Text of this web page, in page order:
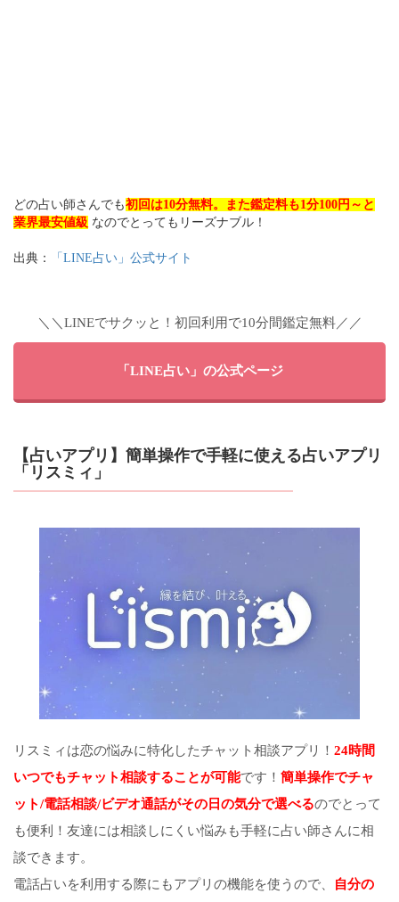
どの占い師さんでも初回は10分無料。また鑑定料も1分100円～と
業界最安値級 なのでとってもリーズナブル！
出典： 「LINE占い」公式サイト
＼＼LINEでサクッと！初回利用で10分間鑑定無料／／
「LINE占い」の公式ページ
【占いアプリ】簡単操作で手軽に使える占いアプリ
「リスミィ」
リスミィは恋の悩みに特化したチャット相談アプリ！ 24時間
いつでもチャット相談することが可能です！ 簡単操作でチャ
ット/電話相談/ビデオ通話がその日の気分で選べるのでとって
も便利！友達には相談しにくい悩みも手軽に占い師さんに相
談できます。
電話占いを利用する際にもアプリの機能を使うので、
自分の